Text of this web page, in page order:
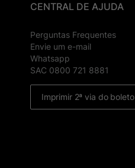
CENTRAL DE AJUDA
Perguntas Frequentes
Envie um e-mail
Whatsapp
SAC 0800 721 8881
Imprimir 2ª via do boleto